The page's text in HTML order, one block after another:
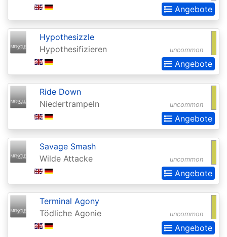
Amonkhet
Invocations
Antiquities
Apocalypse
Arabian
Nights
Promos
Avacyn
Restored
Baldurs
Gate:
Commander
Baldurs
Angebote
uncommon
Hypothesizzle
Hypothesifizieren
Angebote
uncommon
Ride Down
Niedertrampeln
Angebote
uncommon
Savage Smash
Wilde Attacke
Angebote
uncommon
Terminal Agony
Tödliche Agonie
Angebote